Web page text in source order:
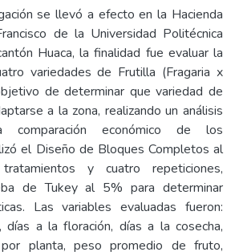
se llevó a efecto en la Hacienda
de la Universidad Politécnica
Huaca, la finalidad fue evaluar la
variedades de Frutilla (Fragaria x
de determinar que variedad de
a la zona, realizando un análisis
comparación económico de los
el Diseño de Bloques Completos al
y cuatro repeticiones,
de Tukey al 5% para determinar
Las variables evaluadas fueron:
días a la floración, días a la cosecha,
planta, peso promedio de fruto,